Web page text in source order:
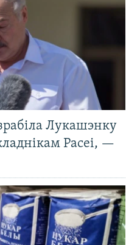
Лукашэнку
Расеі, —